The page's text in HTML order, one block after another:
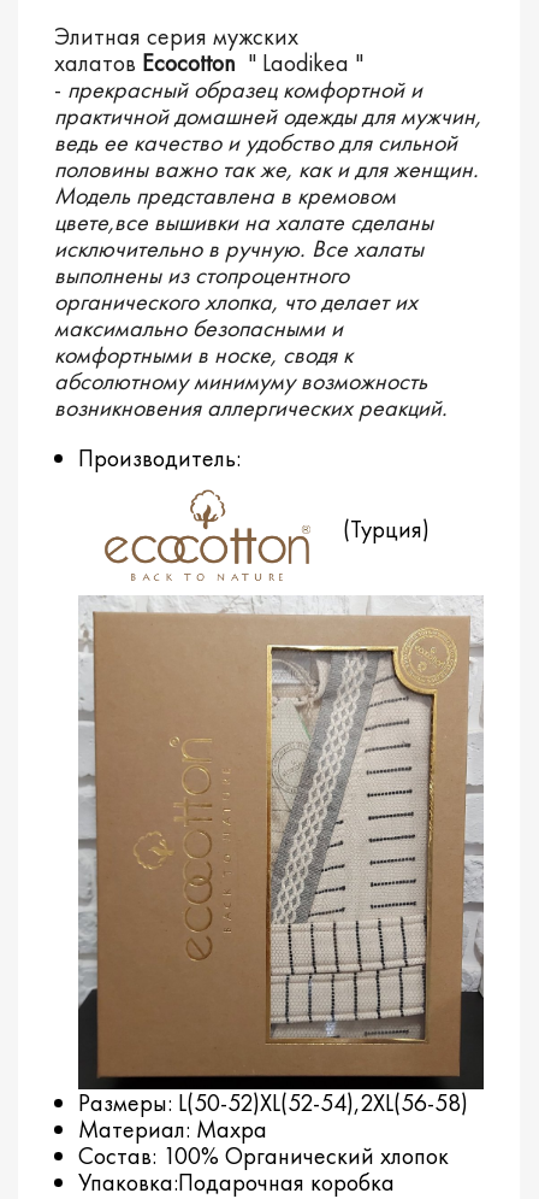
Элитная серия мужских
халатов Ecocotton " Laodikea "
- прекрасный образец комфортной и
практичной домашней одежды для мужчин,
ведь ее качество и удобство для сильной
половины важно так же, как и для женщин.
Модель представлена в кремовом
цвете,все вышивки на халате сделаны
исключительно в ручную. Все халаты
выполнены из стопроцентного
органического хлопка, что делает их
максимально безопасными и
комфортными в носке, сводя к
абсолютному минимуму возможность
возникновения аллергических реакций.
Производитель:
(Турция)
Размеры: L(50-52)XL(52-54),2XL(56-58)
Материал: Махра
Состав: 100% Органический хлопок
Упаковка:Подарочная коробка